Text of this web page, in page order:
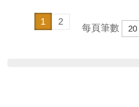
1 2
每頁筆數